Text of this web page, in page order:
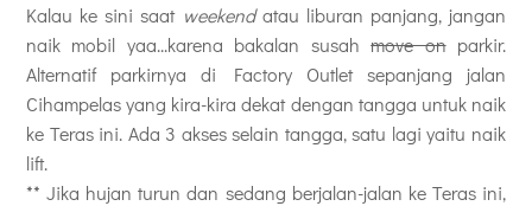
Kalau ke sini saat weekendatau liburan panjang, jangan
naik mobil yaa...karena bakalan susahmove onparkir.
Alternatif parkirnya di Factory Outlet sepanjang jalan
Cihampelas yang kira-kira dekat dengan tangga untuk naik
ke Teras ini. Ada 3 akses selain tangga, satu lagi yaitu naik
lift.
** Jika hujan turun dan sedang berjalan-jalan ke Teras ini,